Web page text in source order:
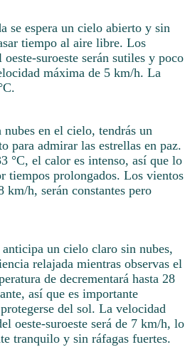
se espera un cielo abierto y sin
tiempo al aire libre. Los
suroeste serán sutiles y poco
máxima de 5 km/h. La
en el cielo, tendrás un
para admirar las estrellas en paz.
°C, el calor es intenso, así que lo
tiempos prolongados. Los vientos
km/h, serán constantes pero
un cielo claro sin nubes,
relajada mientras observas el
de decrementará hasta 28
así que es importante
del sol. La velocidad
oeste-suroeste será de 7 km/h, lo
tranquilo y sin ráfagas fuertes.